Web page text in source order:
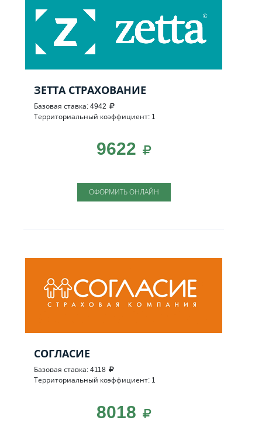
ЗЕТТА СТРАХОВАНИЕ
Базовая ставка: 4942
Территориальный коэффициент: 1
9622
ОФОРМИТЬ ОНЛАЙН
СОГЛАСИЕ
Базовая ставка: 4118
Территориальный коэффициент: 1
8018